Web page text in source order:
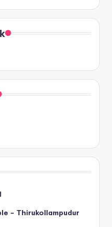
– Thirukollampudur